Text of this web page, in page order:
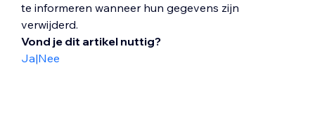
te informeren wanneer hun gegevens zijn
verwijderd.
Vond je dit artikel nuttig?
Ja|Nee